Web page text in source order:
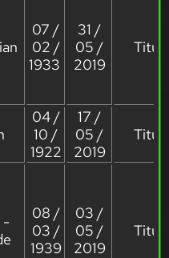
07 /
02 /
1933
31 /
05 /
2019
04 /
10 /
1922
17 /
05 /
2019
-
08 /
03 /
1939
03 /
05 /
2019